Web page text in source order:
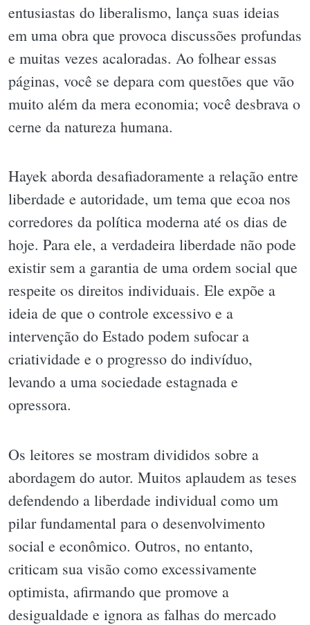
entusiastas do liberalismo, lança suas ideias
em uma obra que provoca discussões profundas
e muitas vezes acaloradas. Ao folhear essas
páginas, você se depara com questões que vão
muito além da mera economia; você desbrava o
cerne da natureza humana.
Hayek aborda desafiadoramente a relação entre
liberdade e autoridade, um tema que ecoa nos
corredores da política moderna até os dias de
hoje. Para ele, a verdadeira liberdade não pode
existir sem a garantia de uma ordem social que
respeite os direitos individuais. Ele expõe a
ideia de que o controle excessivo e a
intervenção do Estado podem sufocar a
criatividade e o progresso do indivíduo,
levando a uma sociedade estagnada e
opressora.
Os leitores se mostram divididos sobre a
abordagem do autor. Muitos aplaudem as teses
defendendo a liberdade individual como um
pilar fundamental para o desenvolvimento
social e econômico. Outros, no entanto,
criticam sua visão como excessivamente
optimista, afirmando que promove a
desigualdade e ignora as falhas do mercado